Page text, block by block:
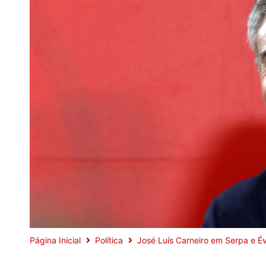
Página Inicial Política José Luís Carneiro em Serpa e